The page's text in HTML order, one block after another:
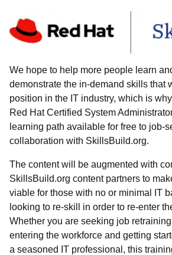
We hope to help more people learn
demonstrate the in-demand skills that
position in the IT industry, which is
Red Hat Certified System
learning path available for free to job-
collaboration with SkillsBuild.org.
The content will be augmented with
SkillsBuild.org content partners to
viable for those with no or minimal IT
looking to re-skill in order to re-enter
Whether you are seeking job
entering the workforce and getting
a seasoned IT professional, this